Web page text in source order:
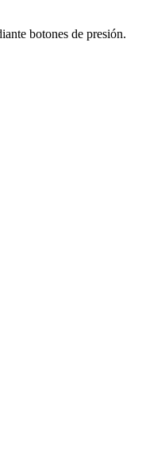
botones de presión.